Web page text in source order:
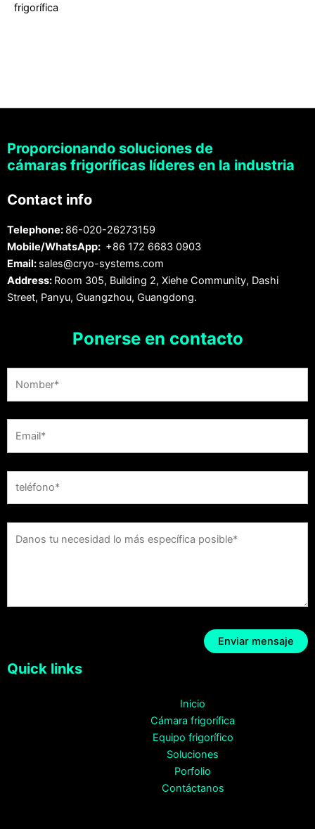
frigorífica
Proporcionando soluciones de
cámaras frigoríficas líderes en la industria
Contact info
Telephone: 86-020-26273159
Mobile/WhatsApp: +86 172 6683 0903
Email: sales@cryo-systems.com
Address: Room 305, Building 2, Xiehe Community, Dashi
Street, Panyu, Guangzhou, Guangdong.
Ponerse en contacto
Quick links
Inicio
Cámara frigorífica
Equipo frigorífico
Soluciones
Porfolio
Contáctanos